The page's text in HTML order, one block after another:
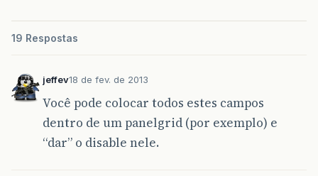
19 Respostas
jeffev18 de fev. de 2013
Você pode colocar todos estes campos
dentro de um panelgrid (por exemplo) e
“dar” o disable nele.